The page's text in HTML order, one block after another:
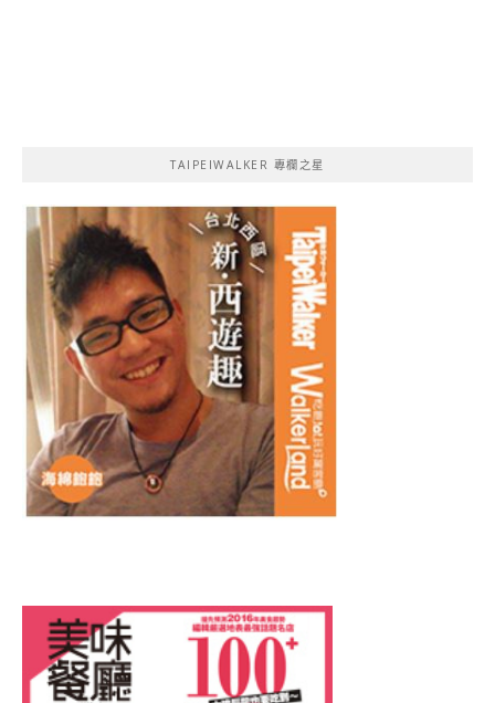
TAIPEIWALKER 專欄之星